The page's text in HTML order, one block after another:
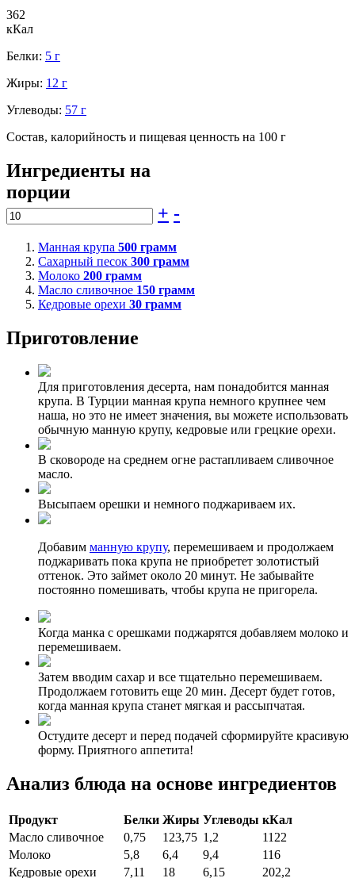
362
кКал
Белки: 5 г
Жиры: 12 г
Углеводы: 57 г
Состав, калорийность и пищевая ценность на 100 г
Ингредиенты на
порции
+ -
Манная крупа 500 грамм
Сахарный песок 300 грамм
Молоко 200 грамм
Масло сливочное 150 грамм
Кедровые орехи 30 грамм
Приготовление
Для приготовления десерта, нам понадобится манная
крупа. В Турции манная крупа немного крупнее чем
наша, но это не имеет значения, вы можете использовать
обычную манную крупу, кедровые или грецкие орехи.
В сковороде на среднем огне растапливаем сливочное
масло.
Высыпаем орешки и немного поджариваем их.
Добавим манную крупу, перемешиваем и продолжаем
поджаривать пока крупа не приобретет золотистый
оттенок. Это займет около 20 минут. Не забывайте
постоянно помешивать, чтобы крупа не пригорела.
Когда манка с орешками поджарятся добавляем молоко и
перемешиваем.
Затем вводим сахар и все тщательно перемешиваем.
Продолжаем готовить еще 20 мин. Десерт будет готов,
когда манная крупа станет мягкая и рассыпчатая.
Остудите десерт и перед подачей сформируйте красивую
форму. Приятного аппетита!
Анализ блюда на основе ингредиентов
Продукт Белки Жиры Углеводы кКал
Масло сливочное
0,75 123,75 1,2
1122
Молоко
5,8 6,4 9,4
116
Кедровые орехи
7,11 18 6,15
202,2